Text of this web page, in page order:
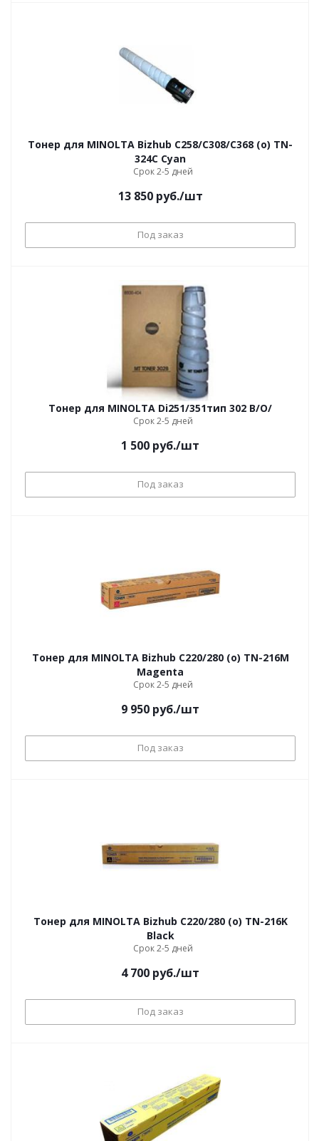
Тонер для MINOLTA Bizhub С258/С308/С368 (o) TN-
324C Cyan
Срок 2-5 дней
13 850руб./шт
Под заказ
Тонер для MINOLTA Di251/351тип 302 В/O/
Срок 2-5 дней
1 500 руб./шт
Под заказ
Тонер для MINOLTA Bizhub С220/280 (o) TN-216M
Magenta
Срок 2-5 дней
9 950 руб./шт
Под заказ
Тонер для MINOLTA Bizhub С220/280 (o) TN-216K
Black
Срок 2-5 дней
4 700 руб./шт
Под заказ